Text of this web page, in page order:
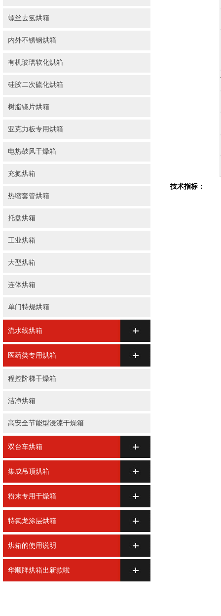
螺丝去氢烘箱
内外不锈钢烘箱
有机玻璃软化烘箱
硅胶二次硫化烘箱
树脂镜片烘箱
亚克力板专用烘箱
电热鼓风干燥箱
充氮烘箱
热缩套管烘箱
托盘烘箱
工业烘箱
大型烘箱
连体烘箱
单门特规烘箱
流水线烘箱
医药类专用烘箱
程控阶梯干燥箱
洁净烘箱
高安全节能型浸漆干燥箱
双台车烘箱
集成吊顶烘箱
粉末专用干燥箱
特氟龙涂层烘箱
烘箱的使用说明
华顺牌烘箱出新款啦
技术指标：